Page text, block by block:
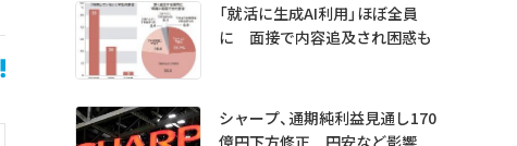
「就活に生成AI利用」ほぼ全員
に 面接で内容追及され困惑も
シャープ、通期純利益見通し170
億円下方修正 円安など影響